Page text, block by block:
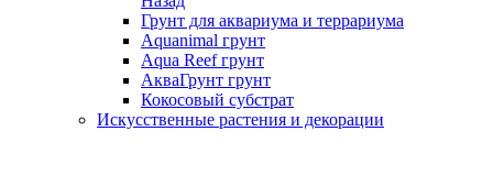
Грунт для аквариума и террариума
Aquanimal грунт
Aqua Reef грунт
АкваГрунт грунт
Кокосовый субстрат
Искусственные растения и декорации